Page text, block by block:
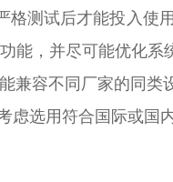
测试后才能投入使
能，并尽可能优化系
容不同厂家的同类
虑选用符合国际或国